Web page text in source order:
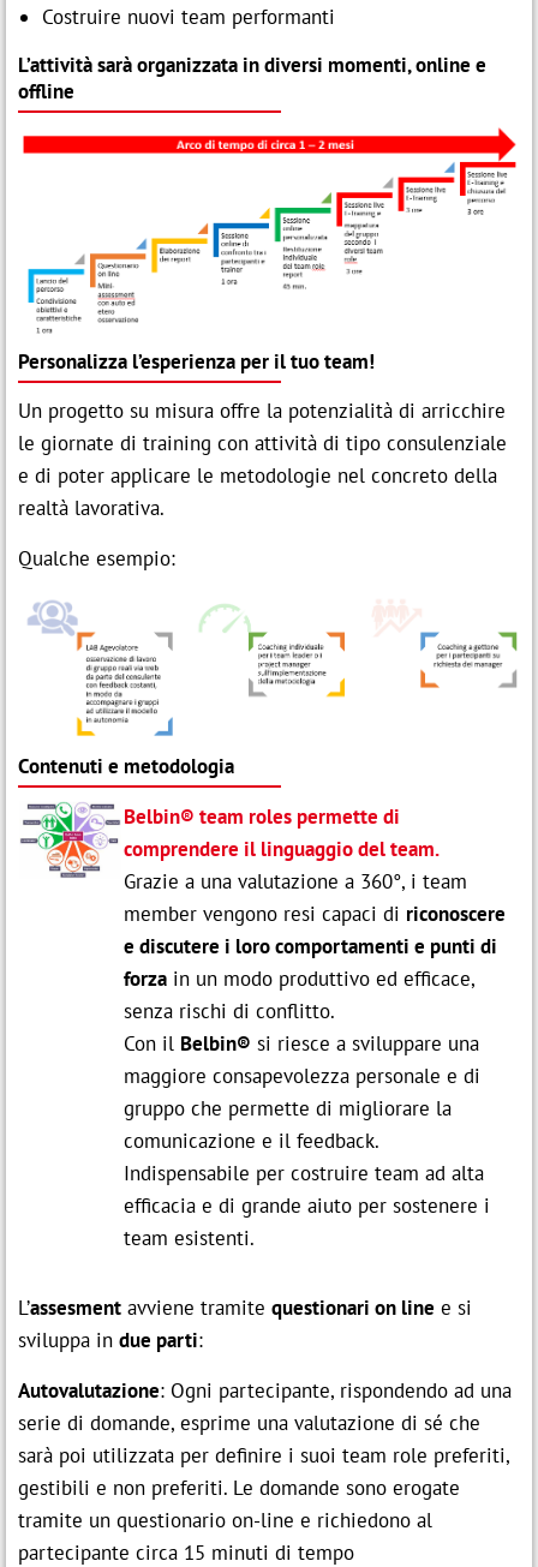
Costruire nuovi team performanti
L’attività sarà organizzata in diversi momenti, online e
offline
Personalizza l’esperienza per il tuo team!
Un progetto su misura offre la potenzialità di arricchire
le giornate di training con attività di tipo consulenziale
e di poter applicare le metodologie nel concreto della
realtà lavorativa.
Qualche esempio:
Contenuti e metodologia
Belbin® team roles permette di
comprendere il linguaggio del team.
Grazie a una valutazione a 360°, i team
member vengono resi capaci di riconoscere
e discutere i loro comportamenti e punti di
forza in un modo produttivo ed efficace,
senza rischi di conflitto.
Con il Belbin® si riesce a sviluppare una
maggiore consapevolezza personale e di
gruppo che permette di migliorare la
comunicazione e il feedback.
Indispensabile per costruire team ad alta
efficacia e di grande aiuto per sostenere i
team esistenti.
L’assesment avviene tramite questionari on line e si
sviluppa in due parti:
Autovalutazione: Ogni partecipante, rispondendo ad una
serie di domande, esprime una valutazione di sé che
sarà poi utilizzata per definire i suoi team role preferiti,
gestibili e non preferiti. Le domande sono erogate
tramite un questionario on-line e richiedono al
partecipante circa 15 minuti di tempo